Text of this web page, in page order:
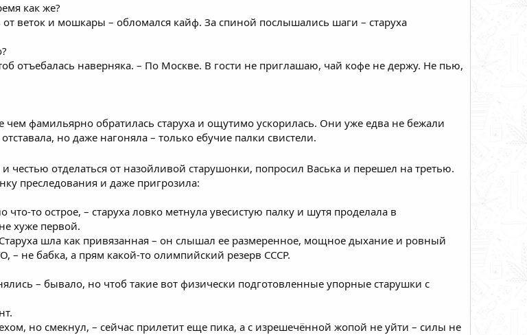
как же?
веток и мошкары – обломался кайф. За спиной послышались шаги – старуха
отъебалась наверняка. – По Москве. В гости не приглашаю, чай кофе не держу. Не пью,
чем фамильярно обратилась старуха и ощутимо ускорилась. Они уже едва не бежали
но даже нагоняла – только ебучие палки свистели.
честью отделаться от назойливой старушонки, попросил Васька и перешел на третью.
преследования и даже пригрозила:
то острое, – старуха ловко метнула увесистую палку и шутя проделала в
хуже первой.
шла как привязанная – он слышал ее размеренное, мощное дыхание и ровный
– не бабка, а прям какой-то олимпийский резерв СССР.
– бывало, но чтоб такие вот физически подготовленные упорные старушки с
но смекнул, – сейчас прилетит еще пика, а с изрешечённой жопой не уйти – силы не